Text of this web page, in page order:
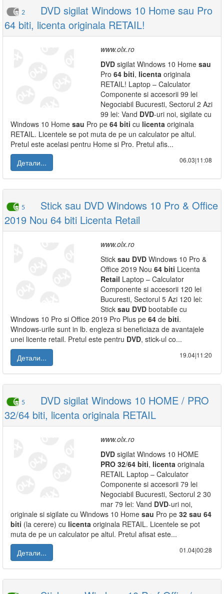
2
DVD sigilat Windows 10 Home sau Pro
64 biti, licenta originala RETAIL!
www.olx.ro
DVD sigilat Windows 10 Home sau
Pro 64 biti, licenta originala
RETAIL! Laptop – Calculator
Componente si accesorii 99 lei
Negociabil Bucuresti, Sectorul 2 Azi
99 lei: Vand DVD-uri noi, sigilate cu
Windows 10 Home sau Pro pe 64 biti cu licenta originala
RETAIL. Licentele se pot muta de pe un calculator pe altul.
Pretul este acelasi pentru Home si Pro. Pretul afis...
Детали...
06.03|11:08
5
Stick sau DVD Windows 10 Pro & Office
2019 Nou 64 biti Licenta Retail
www.olx.ro
Stick sau DVD Windows 10 Pro &
Office 2019 Nou 64 biti Licenta
Retail Laptop – Calculator
Componente si accesorii 120 lei
Bucuresti, Sectorul 5 Azi 120 lei:
Stick sau DVD bootabile cu
Windows 10 Pro si Office 2019 Pro Plus pe 64 de biti.
Windows-urile sunt in lb. engleza si beneficiaza de avantajele
unei licente retail. Pretul este pentru DVD, stick-ul co...
Детали...
19.04|11:20
5
DVD sigilat Windows 10 HOME / PRO
32/64 biti, licenta originala RETAIL
www.olx.ro
DVD sigilat Windows 10 HOME
PRO 32/64 biti, licenta originala
RETAIL Laptop – Calculator
Componente si accesorii 79 lei
Negociabil Bucuresti, Sectorul 2 30
mar 79 lei: Vand DVD-uri noi,
originale si sigilate cu Windows 10 Home sau Pro pe 32 sau 64
biti (la cerere) cu licenta originala RETAIL. Licentele se pot
muta de pe un calculator pe altul. Pretul afisat este...
Детали...
01.04|00:28